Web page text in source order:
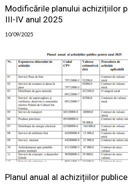
Modificările planului achizițiilor
III-IV anul 2025
10/09/2025
Planul anual al achizițiilor